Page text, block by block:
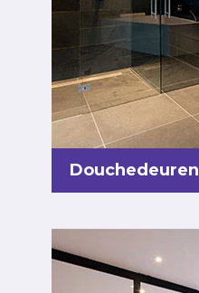
Douchedeuren